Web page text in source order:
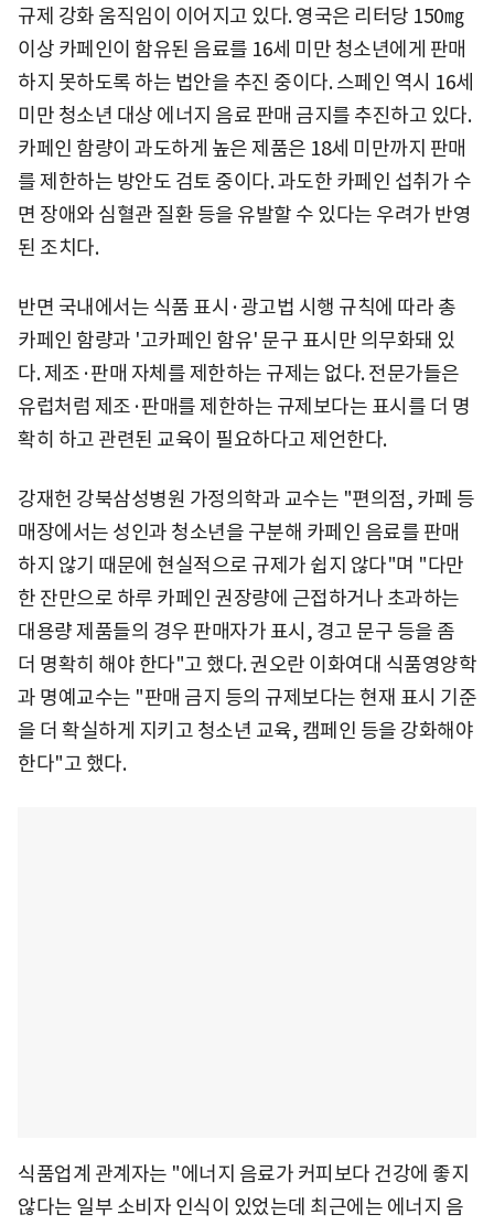
규제 강화 움직임이 이어지고 있다. 영국은 리터당 150㎎
이상 카페인이 함유된 음료를 16세 미만 청소년에게 판매
하지 못하도록 하는 법안을 추진 중이다. 스페인 역시 16세
미만 청소년 대상 에너지 음료 판매 금지를 추진하고 있다.
카페인 함량이 과도하게 높은 제품은 18세 미만까지 판매
를 제한하는 방안도 검토 중이다. 과도한 카페인 섭취가 수
면 장애와 심혈관 질환 등을 유발할 수 있다는 우려가 반영
된 조치다.
반면 국내에서는 식품 표시·광고법 시행 규칙에 따라 총
카페인 함량과 '고카페인 함유' 문구 표시만 의무화돼 있
다. 제조·판매 자체를 제한하는 규제는 없다. 전문가들은
유럽처럼 제조·판매를 제한하는 규제보다는 표시를 더 명
확히 하고 관련된 교육이 필요하다고 제언한다.
강재헌 강북삼성병원 가정의학과 교수는 "편의점, 카페 등
매장에서는 성인과 청소년을 구분해 카페인 음료를 판매
하지 않기 때문에 현실적으로 규제가 쉽지 않다"며 "다만
한 잔만으로 하루 카페인 권장량에 근접하거나 초과하는
대용량 제품들의 경우 판매자가 표시, 경고 문구 등을 좀
더 명확히 해야 한다"고 했다. 권오란 이화여대 식품영양학
과 명예교수는 "판매 금지 등의 규제보다는 현재 표시 기준
을 더 확실하게 지키고 청소년 교육, 캠페인 등을 강화해야
한다"고 했다.
식품업계 관계자는 "에너지 음료가 커피보다 건강에 좋지
않다는 일부 소비자 인식이 있었는데 최근에는 에너지 음